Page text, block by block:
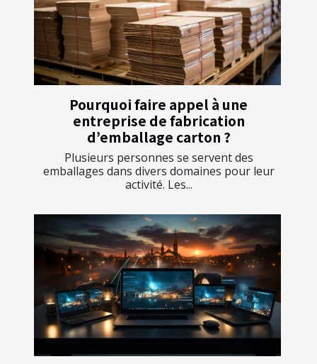
Pourquoi faire appel à une
entreprise de fabrication
d’emballage carton ?
Plusieurs personnes se servent des
emballages dans divers domaines pour leur
activité. Les...